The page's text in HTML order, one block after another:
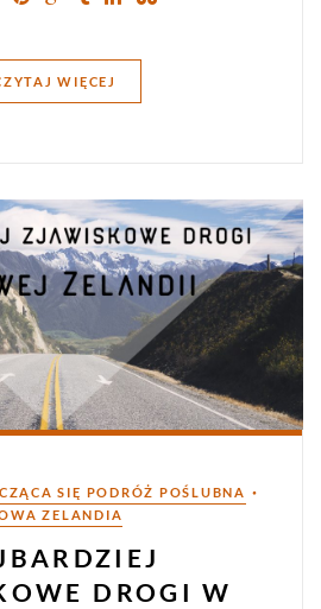
WIĘCEJ
SIĘ PODRÓŻ POŚLUBNA •
ZELANDIA
DROGI W